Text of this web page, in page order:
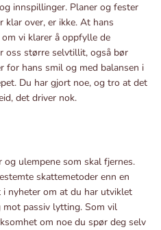
innspillinger. Planer og fester
klar over, er ikke. At hans
vi klarer å oppfylle de
oss større selvtillit, også bør
for hans smil og med balansen i
Du har gjort noe, og tro at det
det driver nok.
ulempene som skal fjernes.
skattemetoder enn en
nyheter om at du har utviklet
passiv lytting. Som vil
om noe du spør deg selv